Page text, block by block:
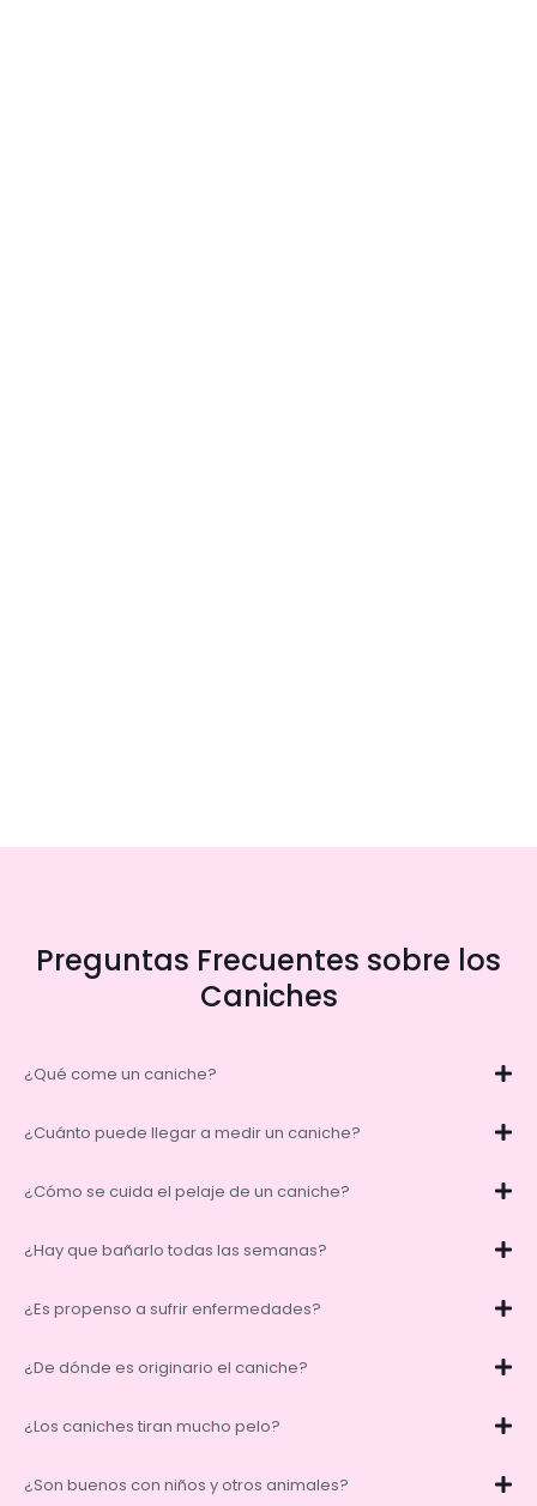
Preguntas Frecuentes sobre los
Caniches
¿Qué come un caniche?
¿Cuánto puede llegar a medir un caniche?
¿Cómo se cuida el pelaje de un caniche?
¿Hay que bañarlo todas las semanas?
¿Es propenso a sufrir enfermedades?
¿De dónde es originario el caniche?
¿Los caniches tiran mucho pelo?
¿Son buenos con niños y otros animales?